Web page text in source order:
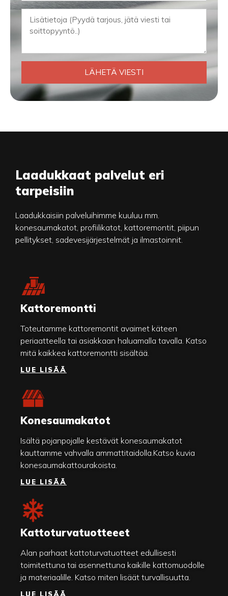
Laadukkaat palvelut eri
tarpeisiin
Laadukkaisiin palveluihimme kuuluu mm.
konesaumakatot, profiilikatot, kattoremontit, piipun
pellitykset, sadevesijärjestelmät ja ilmastoinnit.
Kattoremontti
Toteutamme kattoremontit avaimet käteen
periaatteella tai asiakkaan haluamalla tavalla. Katso
mitä kaikkea kattoremontti sisältää.
LUE LISÄÄ
Konesaumakatot
Isältä pojanpojalle kestävät konesaumakatot
kauttamme vahvalla ammattitaidolla.Katso kuvia
konesaumakattourakoista.
LUE LISÄÄ
Kattoturvatuotteeet
Alan parhaat kattoturvatuotteet edullisesti
toimitettuna tai asennettuna kaikille kattomuodolle
ja materiaalille. Katso miten lisäät turvallisuutta.
LUE LISÄÄ